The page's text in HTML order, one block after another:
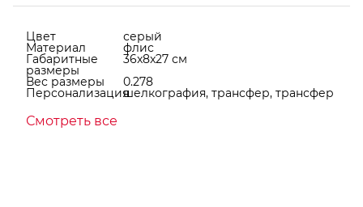
Цвет серый
Материал флис
Габаритные
размеры
36x8x27 см
Вес размеры
0.278
Персонализацияшелкография, трансфер, трансфер
Смотреть все